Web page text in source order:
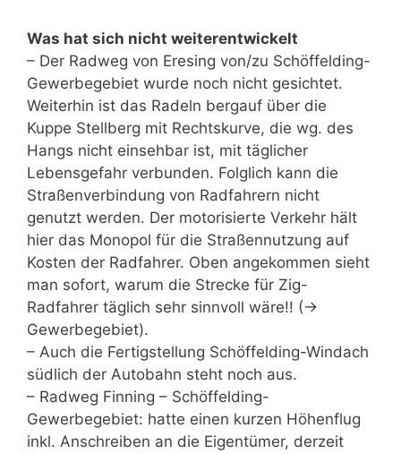
Was hat sich nicht weiterentwickelt
– Der Radweg von Eresing von/zu Schöffelding-
Gewerbegebiet wurde noch nicht gesichtet.
Weiterhin ist das Radeln bergauf über die
Kuppe Stellberg mit Rechtskurve, die wg. des
Hangs nicht einsehbar ist, mit täglicher
Lebensgefahr verbunden. Folglich kann die
Straßenverbindung von Radfahrern nicht
genutzt werden. Der motorisierte Verkehr hält
hier das Monopol für die Straßennutzung auf
Kosten der Radfahrer. Oben angekommen sieht
man sofort, warum die Strecke für Zig-
Radfahrer täglich sehr sinnvoll wäre!! (->
Gewerbegebiet).
– Auch die Fertigstellung Schöffelding-Windach
südlich der Autobahn steht noch aus.
– Radweg Finning – Schöffelding-
Gewerbegebiet: hatte einen kurzen Höhenflug
inkl. Anschreiben an die Eigentümer, derzeit